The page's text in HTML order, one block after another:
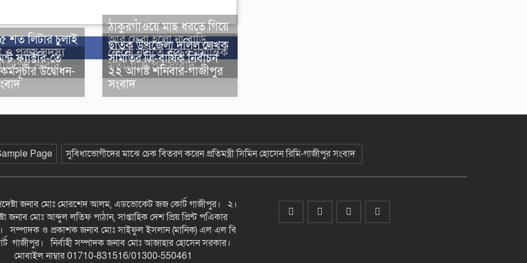
শত লিটার চুলাই
ও পুরুষ সদস্য
সংবাদ
ঠাকুরগাঁওয়ে মাছ ধরতে গিয়ে
আর ফেরা হলো না বাড়ি,
নোনো নদীতে বৃদ্ধের মর্মান্তিক
মৃত্যু-গাজীপুর সংবাদ
ফ্যাক্টরি-তে
উদ্বোধন-
ছাতক উপজেলা দলিল লেখক
সমিতির ত্রি-বার্ষিক নির্বাচন
২২ আগষ্ট শনিবার-গাজীপুর
সংবাদ
Page সুবিধাভোগীদের মাঝে চেক বিতরণ করেন প্রতিমন্ত্রী সিমিন হোসেন রিমি-গাজীপুর সংবাদ
জনাব মোঃ মোরশেদ আলম, এডভোকেট জজ কোর্ট গাজীপুর। ২।
জনাব মোঃ আব্দুল লতিফ পাঠান, সাপ্তাহিক দেশ প্রিয় প্রিন্ট পএিকার
সম্পাদক ও প্রকাশক জনাব মোঃ সাইফুল ইসলান (মানিক) এল এল বি
গাজীপুর। নির্বাহী সম্পাদক জনাব মোঃ আজাহার হোসেন সরকার।
মোবাইল নাম্বার 01710-831516/01300-550461